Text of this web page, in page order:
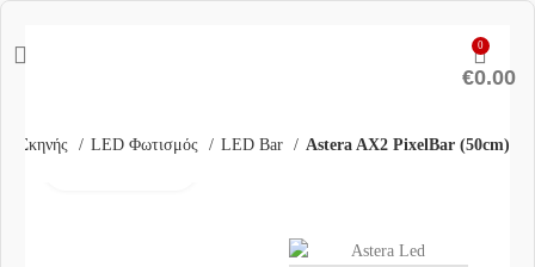
0
€0.00
Σκηνής LED Φωτισμός LED Bar Astera AX2 PixelBar (50cm)